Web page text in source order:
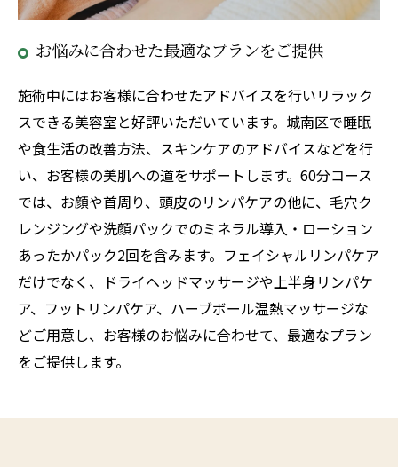
お悩みに合わせた最適なプランをご提供
施術中にはお客様に合わせたアドバイスを行いリラック
スできる美容室と好評いただいています。城南区で睡眠
や食生活の改善方法、スキンケアのアドバイスなどを行
い、お客様の美肌への道をサポートします。60分コース
では、お顔や首周り、頭皮のリンパケアの他に、毛穴ク
レンジングや洗顔パックでのミネラル導入・ローション
あったかパック2回を含みます。フェイシャルリンパケア
だけでなく、ドライヘッドマッサージや上半身リンパケ
ア、フットリンパケア、ハーブボール温熱マッサージな
どご用意し、お客様のお悩みに合わせて、最適なプラン
をご提供します。